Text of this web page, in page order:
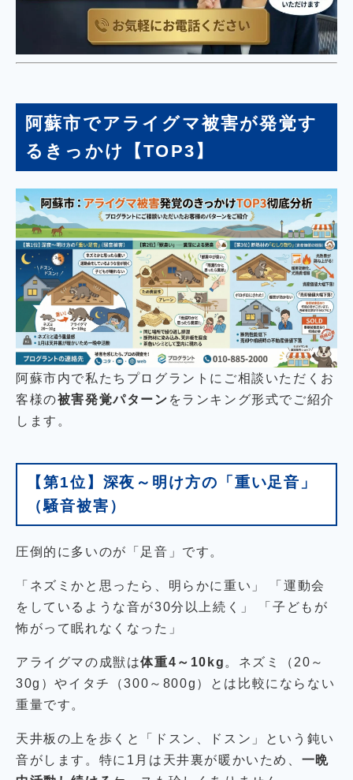
阿蘇市でアライグマ被害が発覚す
るきっかけ【TOP3】
阿蘇市内で私たちプログラントにご相談いただくお
客様の被害発覚パターン をランキング形式でご紹介
します。
【第1位】深夜～明け方の「重い足音」
（騒音被害）
圧倒的に多いのが「足音」です。
「ネズミかと思ったら、明らかに重い」 「運動会
をしているような音が30分以上続く」 「子どもが
怖がって眠れなくなった」
アライグマの成獣は体重4～10kg。ネズミ（20～
30g）やイタチ（300～800g）とは比較にならない
重量です。
天井板の上を歩くと「ドスン、ドスン」という鈍い
音がします。特に1月は天井裏が暖かいため、 一晩